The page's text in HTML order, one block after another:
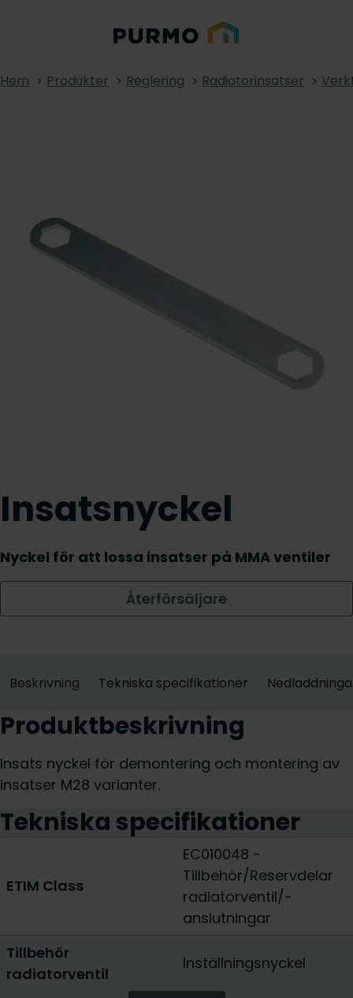
Hem Produkter Reglering Radiatorinsatser
Insatsnyckel
Nyckel för att lossa insatser på MMA ventiler
Återförsäljare
Beskrivning Tekniska specifikationer
Produktbeskrivning
Insats nyckel för demontering och montering av
insatser M28 varianter.
Tekniska specifikationer
ETIM Class
EC010048 -
Tillbehör/Reservdelar
radiatorventil/-
anslutningar
Tillbehör
radiatorventil
Inställningsnyckel